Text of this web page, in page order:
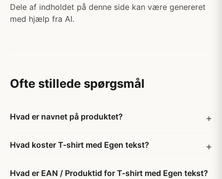
Dele af indholdet på denne side kan være genereret
med hjælp fra AI.
Ofte stillede spørgsmål
Hvad er navnet på produktet?
Hvad koster T-shirt med Egen tekst?
Hvad er EAN / Produktid for T-shirt med Egen tekst?